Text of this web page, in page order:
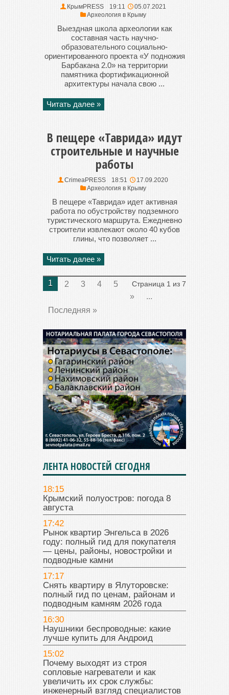
КрымPRESS 19:11
05.07.2021
Археология в Крыму
Выездная школа археологии как
составная часть научно-
образовательного социально-
ориентированного проекта «У подножия
Барбакана 2.0» на территории
памятника фортификационной
архитектуры начала свою ...
Читать далее »
В пещере «Таврида» идут
строительные и научные
работы
CrimeaPRESS 18:51
17.09.2020
Археология в Крыму
В пещере «Таврида» идет активная
работа по обустройству подземного
туристического маршрута. Ежедневно
строители извлекают около 40 кубов
глины, что позволяет ...
Читать далее »
Страница 1 из 7
1 2 3 4
5
»
...
Последняя »
ЛЕНТА НОВОСТЕЙ СЕГОДНЯ
18:15
Крымский полуостров: погода 8
августа
17:42
Рынок квартир Энгельса в 2026
году: полный гид для покупателя
— цены, районы, новостройки и
подводные камни
17:17
Снять квартиру в Ялуторовске:
полный гид по ценам, районам и
подводным камням 2026 года
16:30
Наушники беспроводные: какие
лучше купить для Андроид
15:02
Почему выходят из строя
сопловые нагреватели и как
увеличить их срок службы:
инженерный взгляд специалистов